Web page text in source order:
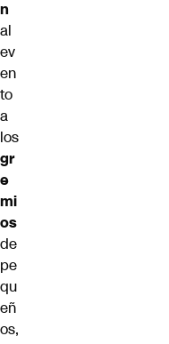
n
al
ev
en
to
a
los
gr
e
mi
os
de
pe
qu
eñ
os,